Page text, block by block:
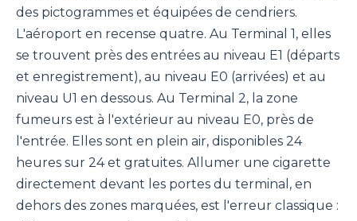
des pictogrammes et équipées de cendriers.
L'aéroport en recense quatre. Au Terminal 1, elles
se trouvent près des entrées au niveau E1 (départs
et enregistrement), au niveau E0 (arrivées) et au
niveau U1 en dessous. Au Terminal 2, la zone
fumeurs est à l'extérieur au niveau E0, près de
l'entrée. Elles sont en plein air, disponibles 24
heures sur 24 et gratuites. Allumer une cigarette
directement devant les portes du terminal, en
dehors des zones marquées, est l'erreur classique :